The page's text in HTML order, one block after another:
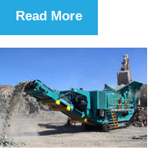
Read More